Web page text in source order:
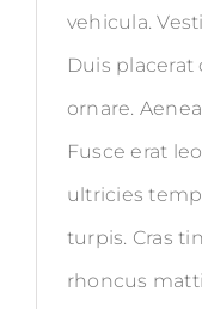
vehicula.
Duis
ornare.
Fusce erat
ultricies
turpis. Cras
rhoncus